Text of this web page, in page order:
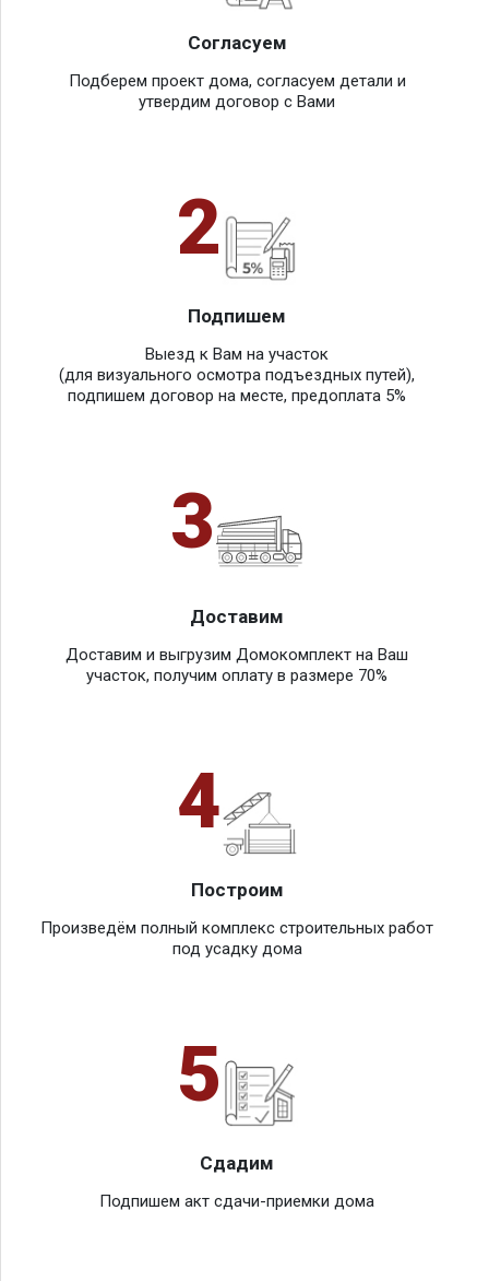
Согласуем
Подберем проект дома, согласуем детали и
утвердим договор с Вами
2
Подпишем
Выезд к Вам на участок
(для визуального осмотра подъездных путей),
подпишем договор на месте, предоплата 5%
3
Доставим
Доставим и выгрузим Домокомплект на Ваш
участок, получим оплату в размере 70%
4
Построим
Произведём полный комплекс строительных работ
под усадку дома
5
Сдадим
Подпишем акт сдачи-приемки дома